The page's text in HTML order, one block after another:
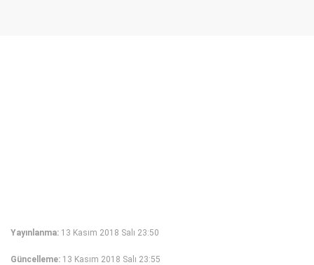
Yayınlanma: 13 Kasım 2018 Salı 23:50
Güncelleme: 13 Kasım 2018 Salı 23:55